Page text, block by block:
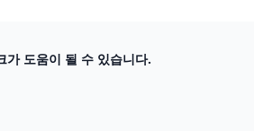
가 도움이 될 수 있습니다.